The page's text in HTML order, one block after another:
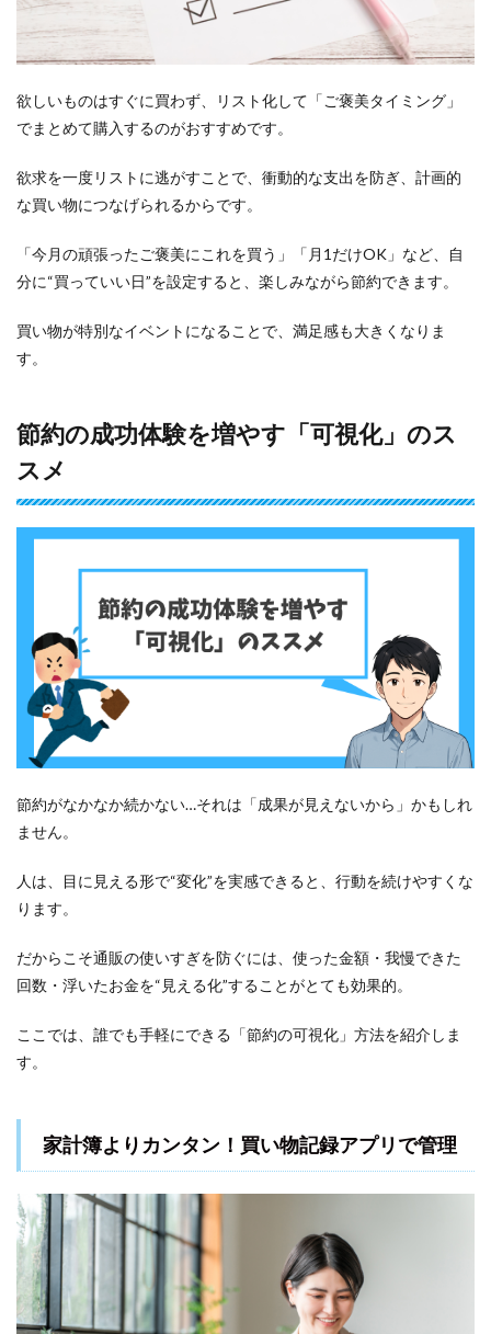
欲しいものはすぐに買わず、リスト化して「ご褒美タイミング」
でまとめて購入するのがおすすめです。
欲求を一度リストに逃がすことで、衝動的な支出を防ぎ、計画的
な買い物につなげられるからです。
「今月の頑張ったご褒美にこれを買う」「月1だけOK」など、自
分に“買っていい日”を設定すると、楽しみながら節約できます。
買い物が特別なイベントになることで、満足感も大きくなりま
す。
節約の成功体験を増やす「可視化」のス
スメ
節約がなかなか続かない…それは「成果が見えないから」かもしれ
ません。
人は、目に見える形で“変化”を実感できると、行動を続けやすくな
ります。
だからこそ通販の使いすぎを防ぐには、使った金額・我慢できた
回数・浮いたお金を“見える化”することがとても効果的。
ここでは、誰でも手軽にできる「節約の可視化」方法を紹介しま
す。
家計簿よりカンタン！買い物記録アプリで管理